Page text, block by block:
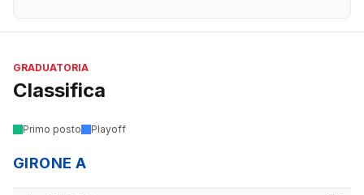
GRADUATORIA
Classifica
Primo posto Playoff
GIRONE A